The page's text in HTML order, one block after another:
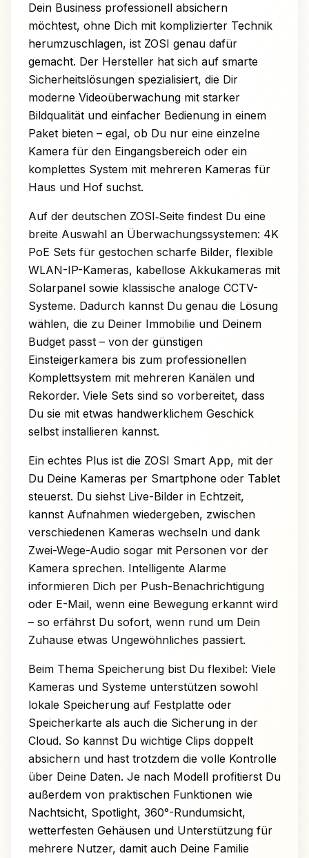
Dein Business professionell absichern
möchtest, ohne Dich mit komplizierter Technik
herumzuschlagen, ist ZOSI genau dafür
gemacht. Der Hersteller hat sich auf smarte
Sicherheitslösungen spezialisiert, die Dir
moderne Videoüberwachung mit starker
Bildqualität und einfacher Bedienung in einem
Paket bieten – egal, ob Du nur eine einzelne
Kamera für den Eingangsbereich oder ein
komplettes System mit mehreren Kameras für
Haus und Hof suchst.
Auf der deutschen ZOSI‑Seite findest Du eine
breite Auswahl an Überwachungssystemen: 4K
PoE Sets für gestochen scharfe Bilder, flexible
WLAN-IP-Kameras, kabellose Akkukameras mit
Solarpanel sowie klassische analoge CCTV-
Systeme. Dadurch kannst Du genau die Lösung
wählen, die zu Deiner Immobilie und Deinem
Budget passt – von der günstigen
Einsteigerkamera bis zum professionellen
Komplettsystem mit mehreren Kanälen und
Rekorder. Viele Sets sind so vorbereitet, dass
Du sie mit etwas handwerklichem Geschick
selbst installieren kannst.
Ein echtes Plus ist die ZOSI Smart App, mit der
Du Deine Kameras per Smartphone oder Tablet
steuerst. Du siehst Live-Bilder in Echtzeit,
kannst Aufnahmen wiedergeben, zwischen
verschiedenen Kameras wechseln und dank
Zwei-Wege-Audio sogar mit Personen vor der
Kamera sprechen. Intelligente Alarme
informieren Dich per Push-Benachrichtigung
oder E-Mail, wenn eine Bewegung erkannt wird
– so erfährst Du sofort, wenn rund um Dein
Zuhause etwas Ungewöhnliches passiert.
Beim Thema Speicherung bist Du flexibel: Viele
Kameras und Systeme unterstützen sowohl
lokale Speicherung auf Festplatte oder
Speicherkarte als auch die Sicherung in der
Cloud. So kannst Du wichtige Clips doppelt
absichern und hast trotzdem die volle Kontrolle
über Deine Daten. Je nach Modell profitierst Du
außerdem von praktischen Funktionen wie
Nachtsicht, Spotlight, 360°-Rundumsicht,
wetterfesten Gehäusen und Unterstützung für
mehrere Nutzer, damit auch Deine Familie